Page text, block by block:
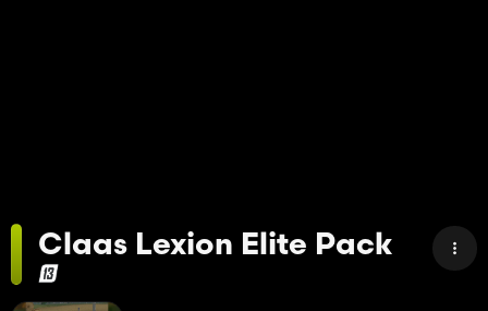
Claas Lexion Elite Pack